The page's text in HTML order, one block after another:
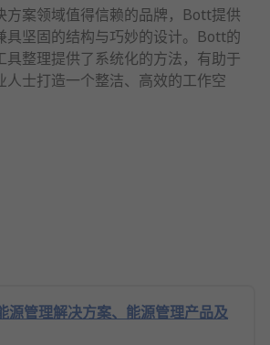
方案领域值得信赖的品牌，Bott提供
具坚固的结构与巧妙的设计。Bott的
具整理提供了系统化的方法，有助于
人士打造一个整洁、高效的工作空
源管理解决方案、能源管理产品及